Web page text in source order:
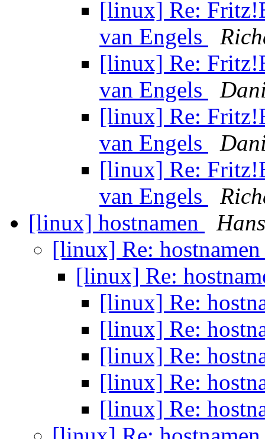
[linux] Re:
van Engels
[linux] Re:
van Engels
[linux] Re:
van Engels
[linux] Re:
van Engels
[linux] hostnamen
[linux] Re:
[linux] Re:
[linux] Re:
[linux] Re:
[linux] Re:
[linux] Re:
[linux] Re: